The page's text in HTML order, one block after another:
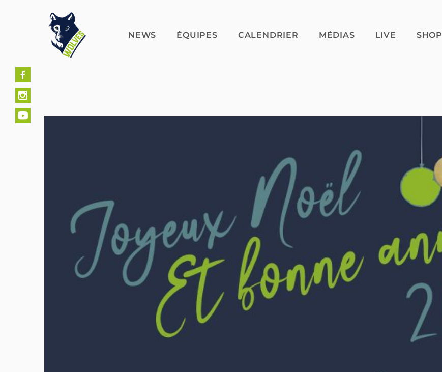
NEWS ÉQUIPES CALENDRIER MÉDIAS LIVE SHOP